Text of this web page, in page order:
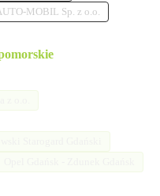
MOBIL Sp. z o.o.